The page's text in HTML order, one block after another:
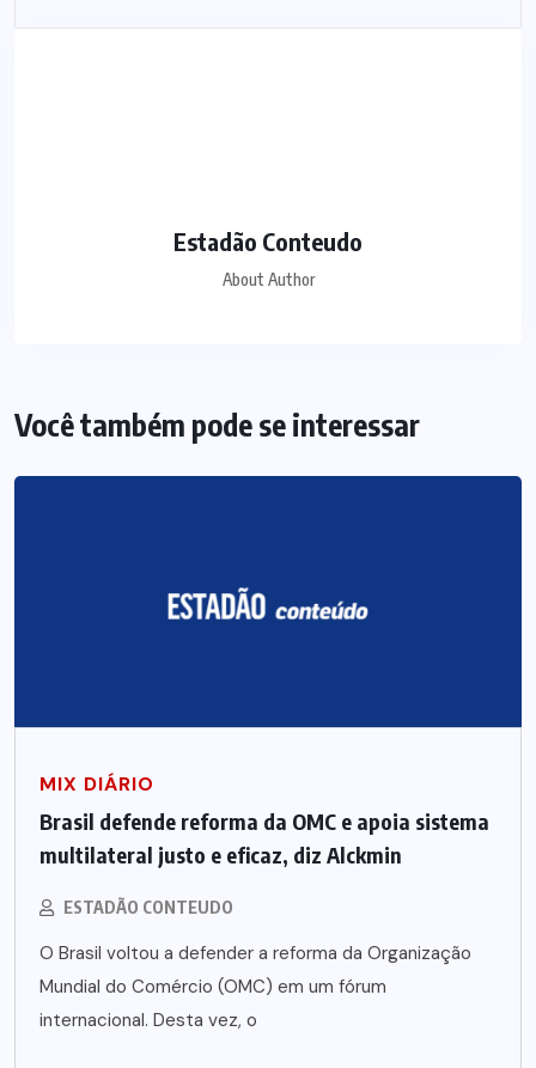
Estadão Conteudo
About Author
Você também pode se interessar
MIX DIÁRIO
Brasil defende reforma da OMC e apoia sistema
multilateral justo e eficaz, diz Alckmin
ESTADÃO CONTEUDO
O Brasil voltou a defender a reforma da Organização
Mundial do Comércio (OMC) em um fórum
internacional. Desta vez, o